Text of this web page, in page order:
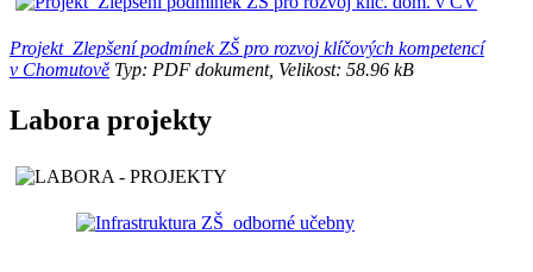
Projekt_Zlepšení podmínek ZŠ pro rozvoj klíčových kompetencí
v Chomutově Typ: PDF dokument, Velikost: 58.96 kB
Labora projekty